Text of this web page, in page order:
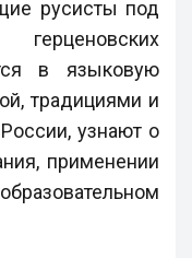
русисты под
в языковую
традициями и
узнают о
применении